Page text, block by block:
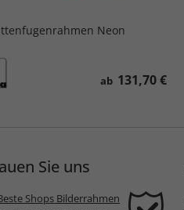
Neon
ab 131,70 €
Sie uns
Shops Bilderrahmen